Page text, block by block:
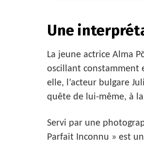
Une
La jeune actrice Alma
oscillant constamment
elle, l’acteur bulgare
quête de lui-même, à
Servi par une
Parfait Inconnu » est